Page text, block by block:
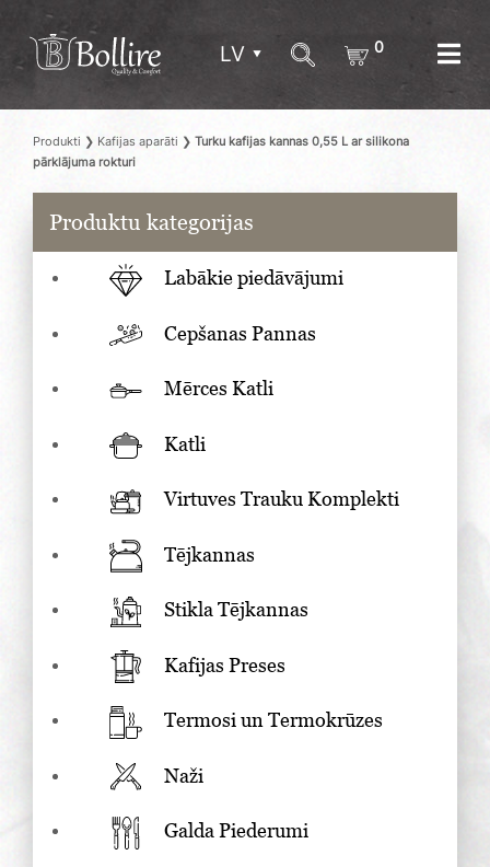
LV 0
Produkti ❯ Kafijas aparāti ❯ Turku kafijas kannas 0,55 L ar silikona
pārklājuma rokturi
Produktu kategorijas
Labākie piedāvājumi
Cepšanas Pannas
Mērces Katli
Katli
Virtuves Trauku Komplekti
Tējkannas
Stikla Tējkannas
Kafijas Preses
Termosi un Termokrūzes
Naži
Galda Piederumi